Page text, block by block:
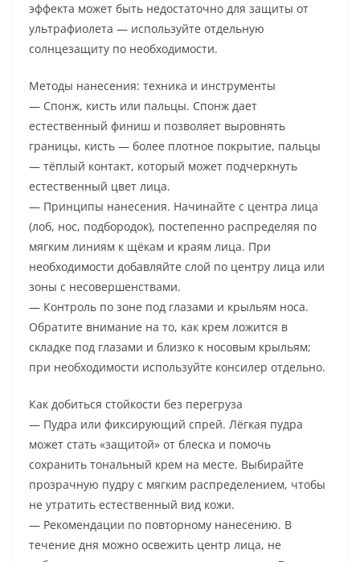
эффекта может быть недостаточно для защиты от
ультрафиолета — используйте отдельную
солнцезащиту по необходимости.
Методы нанесения: техника и инструменты
— Спонж, кисть или пальцы. Спонж дает
естественный финиш и позволяет выровнять
границы, кисть — более плотное покрытие, пальцы
— тёплый контакт, который может подчеркнуть
естественный цвет лица.
— Принципы нанесения. Начинайте с центра лица
(лоб, нос, подбородок), постепенно распределяя по
мягким линиям к щёкам и краям лица. При
необходимости добавляйте слой по центру лица или
зоны с несовершенствами.
— Контроль по зоне под глазами и крыльям носа.
Обратите внимание на то, как крем ложится в
складке под глазами и близко к носовым крыльям;
при необходимости используйте консилер отдельно.
Как добиться стойкости без перегруза
— Пудра или фиксирующий спрей. Лёгкая пудра
может стать «защитой» от блеска и помочь
сохранить тональный крем на месте. Выбирайте
прозрачную пудру с мягким распределением, чтобы
не утратить естественный вид кожи.
— Рекомендации по повторному нанесению. В
течение дня можно освежить центр лица, не